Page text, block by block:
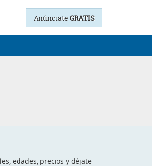
AnúnciateGRATIS
edades, precios y déjate